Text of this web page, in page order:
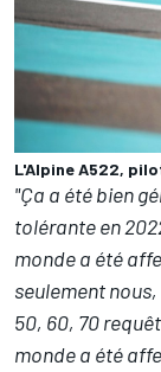
L'Alpine A522,
"Ça a été bien
tolérante en
monde a été
seulement
50, 60, 70
monde a été